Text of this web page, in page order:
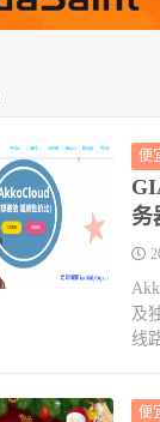
便
务
及
线
便